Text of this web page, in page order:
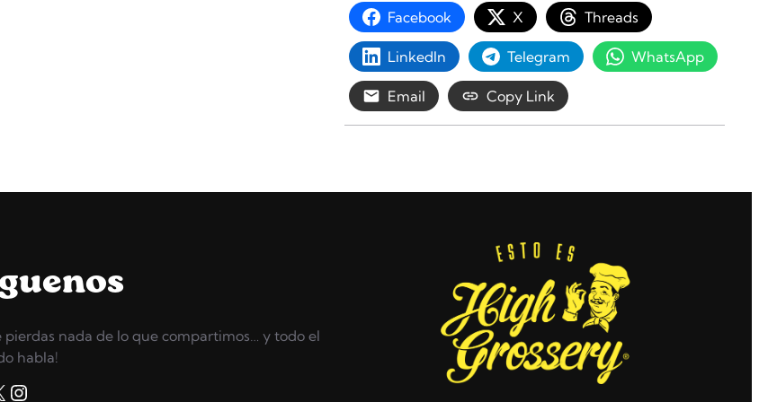
Facebook X Threads
LinkedIn Telegram WhatsApp
Email Copy Link
pierdas nada de lo que compartimos… y todo el
habla!
Instagram